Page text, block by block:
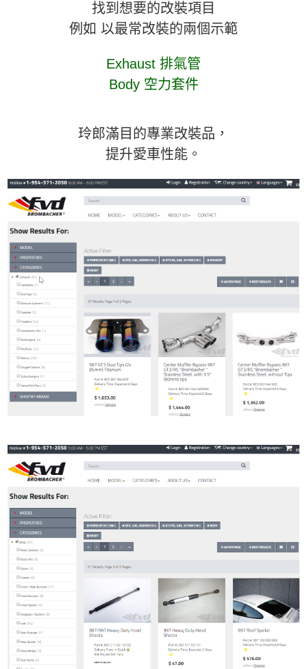
找到想要的改裝項目
例如 以最常改裝的兩個示範
Exhaust 排氣管
Body 空力套件
玲郎滿目的專業改裝品，
提升愛車性能。